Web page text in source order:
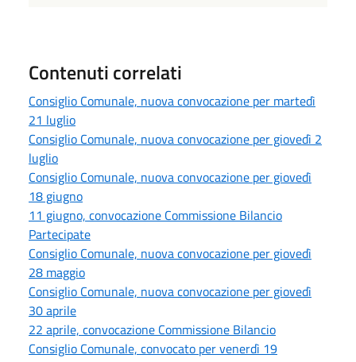
Contenuti correlati
Consiglio Comunale, nuova convocazione per martedì
21 luglio
Consiglio Comunale, nuova convocazione per giovedì 2
luglio
Consiglio Comunale, nuova convocazione per giovedì
18 giugno
11 giugno, convocazione Commissione Bilancio
Partecipate
Consiglio Comunale, nuova convocazione per giovedì
28 maggio
Consiglio Comunale, nuova convocazione per giovedì
30 aprile
22 aprile, convocazione Commissione Bilancio
Consiglio Comunale, convocato per venerdì 19